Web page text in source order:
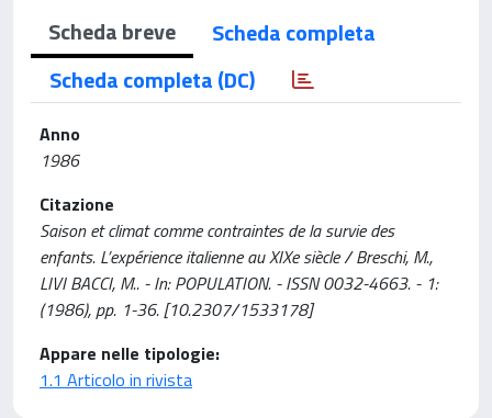
Scheda breve
Scheda completa
Scheda completa (DC)
Anno
1986
Citazione
Saison et climat comme contraintes de la survie des
enfants. L’expérience italienne au XIXe siècle / Breschi, M.,
LIVI BACCI, M.. - In: POPULATION. - ISSN 0032-4663. - 1:
(1986), pp. 1-36. [10.2307/1533178]
Appare nelle tipologie:
1.1 Articolo in rivista